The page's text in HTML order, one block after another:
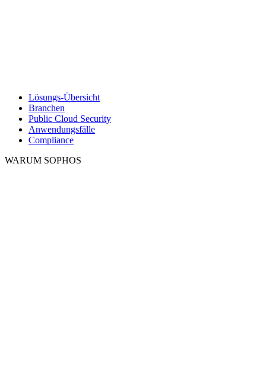
Lösungs-Übersicht
Branchen
Public Cloud Security
Anwendungsfälle
Compliance
WARUM SOPHOS